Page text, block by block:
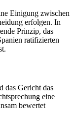
Einigung zwischen
erfolgen. In
Prinzip, das
ratifizierten
das Gericht das
eine
bewertet